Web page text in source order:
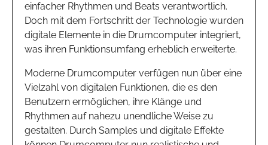
einfacher Rhythmen und Beats verantwortlich.
Doch mit dem Fortschritt der Technologie wurden
digitale Elemente in die Drumcomputer integriert,
was ihren Funktionsumfang erheblich erweiterte.
Moderne Drumcomputer verfügen nun über eine
Vielzahl von digitalen Funktionen, die es den
Benutzern ermöglichen, ihre Klänge und
Rhythmen auf nahezu unendliche Weise zu
gestalten. Durch Samples und digitale Effekte